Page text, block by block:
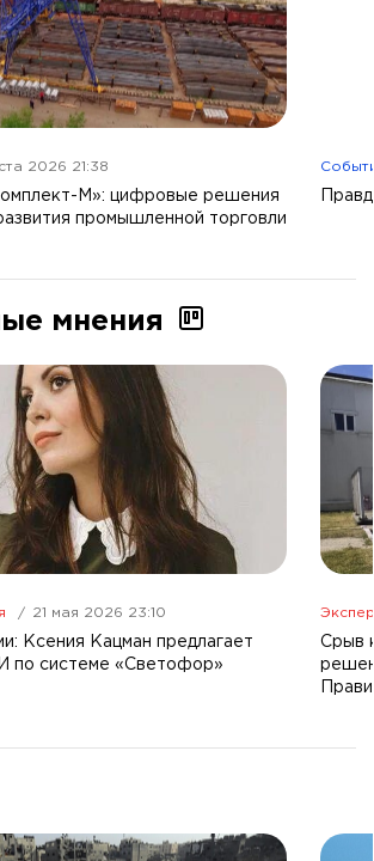
2026 21:38
М»: цифровые решения
промышленной торговли
мнения
21 мая 2026 23:10
Ксения Кацман предлагает
по системе «Светофор»
Срыв